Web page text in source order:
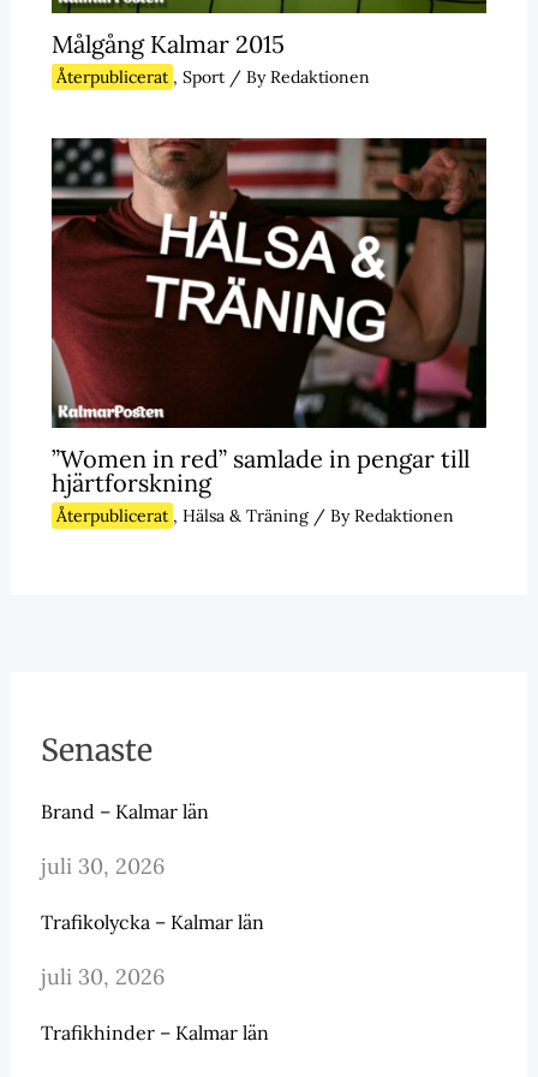
Målgång Kalmar 2015
Återpublicerat , Sport/ ByRedaktionen
”Women in red” samlade in pengar till
hjärtforskning
Återpublicerat , Hälsa & Träning/ ByRedaktionen
Senaste
Brand – Kalmar län
juli 30, 2026
Trafikolycka – Kalmar län
juli 30, 2026
Trafikhinder – Kalmar län